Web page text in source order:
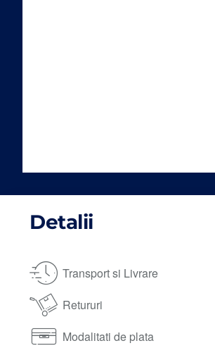
Detalii
Transport si Livrare
Retururi
Modalitati de plata